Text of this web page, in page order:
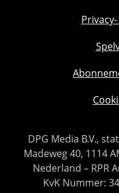
DPG Media B.V.,
Madeweg 40, 1114
Nederland – RPR
KvK Nummer: